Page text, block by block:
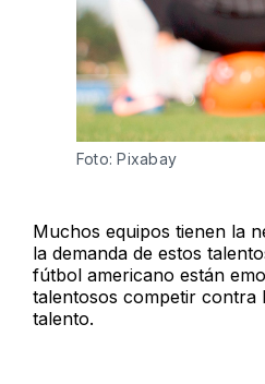
Foto: Pixabay
Muchos equipos tienen la
la demanda de estos
fútbol americano están
talentosos competir contra
talento.